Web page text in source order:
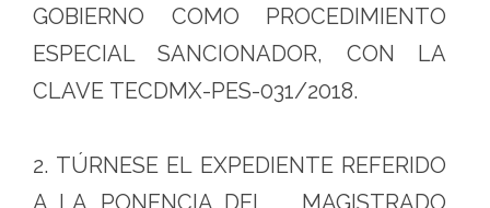
GOBIERNO COMO PROCEDIMIENTO
ESPECIAL SANCIONADOR, CON LA
CLAVE TECDMX-PES-031/2018.
2. TÚRNESE EL EXPEDIENTE REFERIDO
A LA PONENCIA DEL MAGISTRADO